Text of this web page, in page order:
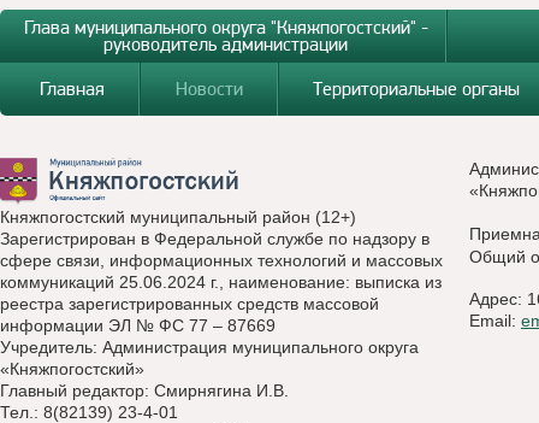
Глава муниципального округа "Княжпогостский" -
руководитель администрации
Главная
Новости Территориальные органы
Княжпогостский муниципальный район (12+)
Зарегистрирован в Федеральной службе по надзору в
сфере связи, информационных технологий и массовых
коммуникаций 25.06.2024 г., наименование: выписка из
реестра зарегистрированных средств массовой
информации ЭЛ № ФС 77 – 87669
Учредитель: Администрация муниципального округа
«Княжпогостский»
Главный редактор: Смирнягина И.В.
Тел.: 8(82139) 23-4-01
Общий
Адрес:
Email: